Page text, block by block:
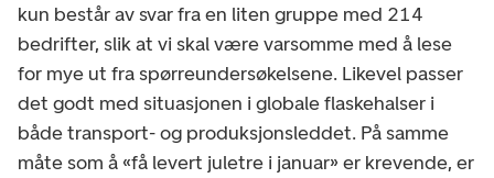
kun består av svar fra en liten gruppe med 214
bedrifter, slik at vi skal være varsomme med å lese
for mye ut fra spørreundersøkelsene. Likevel passer
det godt med situasjonen i globale flaskehalser i
både transport- og produksjonsleddet. På samme
måte som å «få levert juletre i januar» er krevende, er